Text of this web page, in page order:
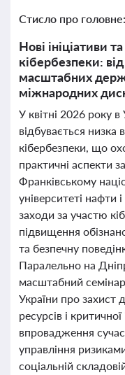
Стисло про головне:
Нові ініціативи
кібербезпеки:
масштабних
міжнародних
У квітні 2026 року в
відбувається низка
кібербезпеки, що
практичні аспекти
Франківському
університеті нафти
заходи за участю
підвищення
та безпечну
Паралельно на
масштабний
України про захист
ресурсів і
впровадження
управління
соціальній